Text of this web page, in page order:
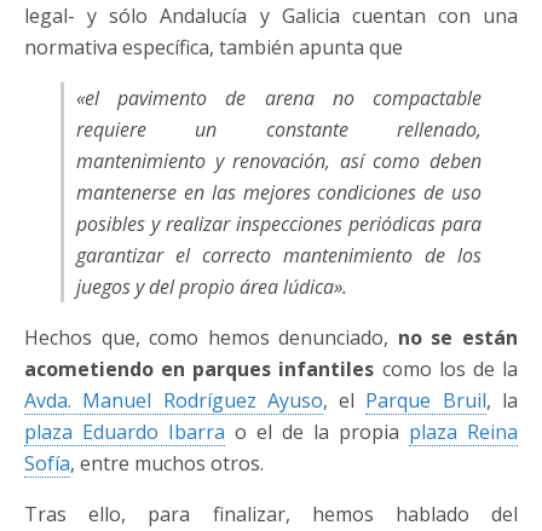
legal- y sólo Andalucía y Galicia cuentan con una
normativa específica, también apunta que
«el pavimento de arena no compactable
requiere un constante rellenado,
mantenimiento y renovación, así como deben
mantenerse en las mejores condiciones de uso
posibles y realizar inspecciones periódicas para
garantizar el correcto mantenimiento de los
juegos y del propio área lúdica».
Hechos que, como hemos denunciado, no se están
acometiendo en parques infantiles como los de la
Avda. Manuel Rodríguez Ayuso, el Parque Bruil, la
plaza Eduardo Ibarra o el de la propia plaza Reina
Sofía, entre muchos otros.
Tras ello, para finalizar, hemos hablado del